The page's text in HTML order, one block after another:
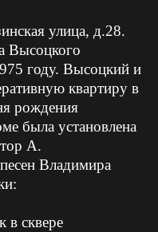
улица, д.28.
Высоцкого
году. Высоцкий и
квартиру в
рождения
была установлена
А.
Владимира
в сквере